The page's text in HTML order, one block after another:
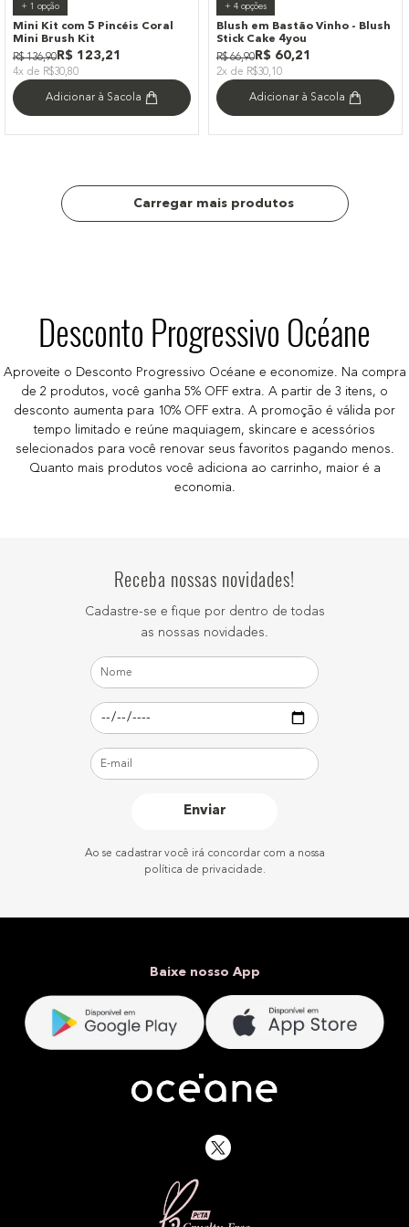
+ 1 opção
Mini Kit com 5 Pincéis Coral
Mini Brush Kit
R$ 136,90R$ 123,21
4x de R$30,80
Adicionar à Sacola
+ 4opções
Blush em Bastão Vinho - Blush
Stick Cake 4you
R$ 66,90R$ 60,21
2x de R$30,10
Adicionar à Sacola
Desconto Progressivo Océane
Aproveite o Desconto Progressivo Océane e economize. Na compra
de 2 produtos, você ganha 5% OFF extra. A partir de 3 itens, o
desconto aumenta para 10% OFF extra. A promoção é válida por
tempo limitado e reúne maquiagem, skincare e acessórios
selecionados para você renovar seus favoritos pagando menos.
Quanto mais produtos você adiciona ao carrinho, maior é a
economia.
Receba nossas novidades!
Cadastre-se e fique por dentro de todas
as nossas novidades.
Enviar
Ao se cadastrar você irá concordar com a nossa
política de privacidade.
Baixe nosso App